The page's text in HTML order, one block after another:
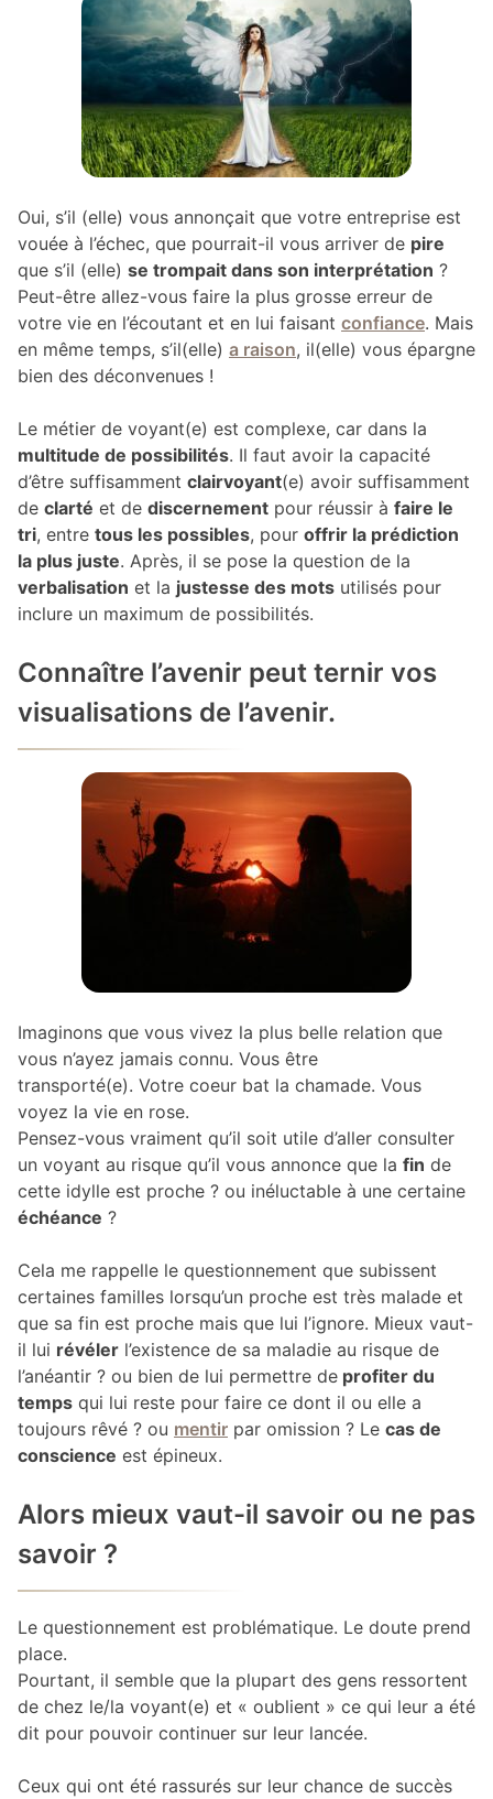
Oui, s’il (elle) vous annonçait que votre entreprise est
vouée à l’échec, que pourrait-il vous arriver de pire
que s’il (elle) se trompait dans son interprétation ?
Peut-être allez-vous faire la plus grosse erreur de
votre vie en l’écoutant et en lui faisant confiance. Mais
en même temps, s’il(elle) a raison, il(elle) vous épargne
bien des déconvenues !
Le métier de voyant(e) est complexe, car dans la
multitude de possibilités. Il faut avoir la capacité
d’être suffisamment clairvoyant(e) avoir suffisamment
de clarté et de discernement pour réussir à faire le
tri, entre tous les possibles, pour offrir la prédiction
la plus juste. Après, il se pose la question de la
verbalisation et la justesse des mots utilisés pour
inclure un maximum de possibilités.
Connaître l’avenir peut ternir vos
visualisations de l’avenir.
Imaginons que vous vivez la plus belle relation que
vous n’ayez jamais connu. Vous être
transporté(e). Votre coeur bat la chamade. Vous
voyez la vie en rose.
Pensez-vous vraiment qu’il soit utile d’aller consulter
un voyant au risque qu’il vous annonce que la fin de
cette idylle est proche ? ou inéluctable à une certaine
échéance ?
Cela me rappelle le questionnement que subissent
certaines familles lorsqu’un proche est très malade et
que sa fin est proche mais que lui l’ignore. Mieux vaut-
il lui révéler l’existence de sa maladie au risque de
l’anéantir ? ou bien de lui permettre de profiter du
temps qui lui reste pour faire ce dont il ou elle a
toujours rêvé ? ou mentir par omission ? Le cas de
conscience est épineux.
Alors mieux vaut-il savoir ou ne pas
savoir ?
Le questionnement est problématique. Le doute prend
place.
Pourtant, il semble que la plupart des gens ressortent
de chez le/la voyant(e) et « oublient » ce qui leur a été
dit pour pouvoir continuer sur leur lancée.
Ceux qui ont été rassurés sur leur chance de succès